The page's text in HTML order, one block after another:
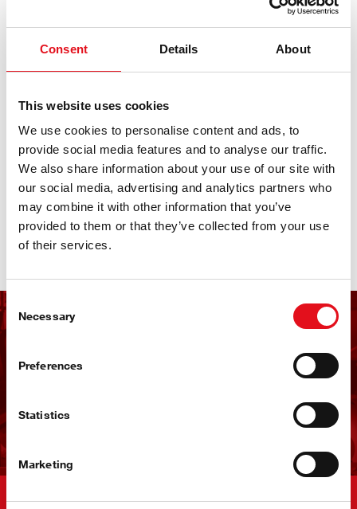
Consent Details About
This website uses cookies
We use cookies to personalise content and ads, to
provide social media features and to analyse our traffic.
We also share information about your use of our site with
our social media, advertising and analytics partners who
may combine it with other information that you’ve
provided to them or that they’ve collected from your use
of their services.
Consent
Selection
Necessary
Preferences
Statistics
Marketing
здесь. С нетерпением ждём Вас.
Coparts
27. ноября 2026 - 29. ноября 2026 · Frankfurt · open in
Maps
Получайте рассылку